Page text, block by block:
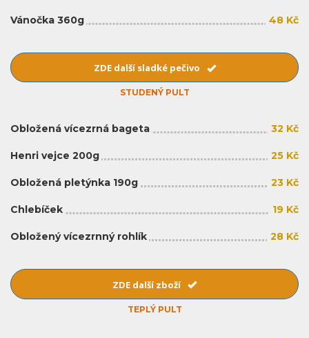
Vánočka 360g 48 Kč
ZDE další sladké pečivo
STUDENÝ PULT
Obložená vícezrná bageta 32 Kč
Henri vejce 200g 25 Kč
Obložená pletýnka 190g 23 Kč
Chlebíček 19 Kč
Obložený vícezrnný rohlík 28 Kč
ZDE další zboží
TEPLÝ PULT